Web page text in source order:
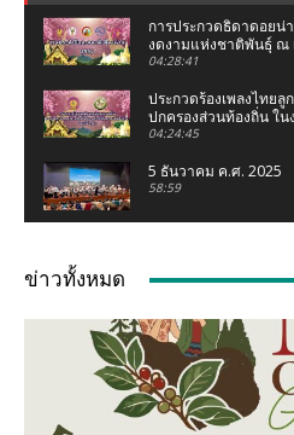
การประกวดธิดาดอยน่
งดงามแห่งชาติพันธุ์ ณ
น่าน จ.น่าน
04:28:41
ประกวดร้องเพลงไทยลู
ปกครองส่วนท้องถิ่น ใน
น่าน 2569
04:24:45
5 ธันวาคม ค.ศ. 2025
58:59
02:07:05
เชอรี่ ส่งกำลังใจน้ำท่ว
จ.น่าน #เชอรี่ #เชอรี่เ
04:11
มูลนิธิเพชรเกษมน่าน
เพชรเกษมน่าน (สำนัก
01:01:17
ข่าวทั้งหมด